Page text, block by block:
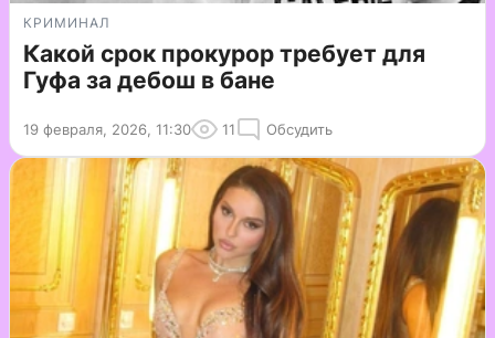
КРИМИНАЛ
Какой срок прокурор требует для
Гуфа за дебош в бане
19 февраля, 2026, 11:30 11 Обсудить